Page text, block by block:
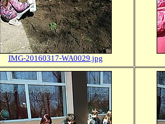
IMG-20160317-WA0029.jpg